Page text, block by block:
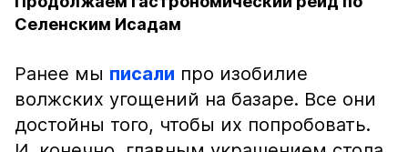
Селенским Исадам
Ранее мы писали про изобилие
волжских угощений на базаре. Все они
достойны того, чтобы их попробовать.